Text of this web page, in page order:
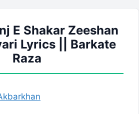
E Shakar Zeeshan
Lyrics || Barkate
Raza